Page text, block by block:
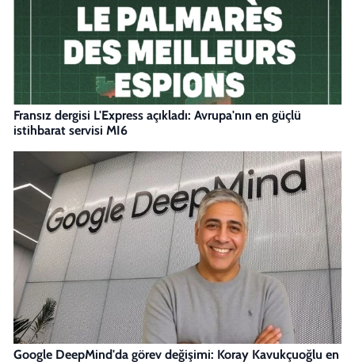
Fransız dergisi L'Express açıkladı: Avrupa'nın en güçlü
istihbarat servisi MI6
Google DeepMind'da görev değişimi: Koray Kavukçuoğlu en